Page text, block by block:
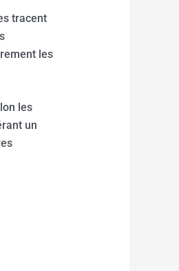
tracent
les
les
un